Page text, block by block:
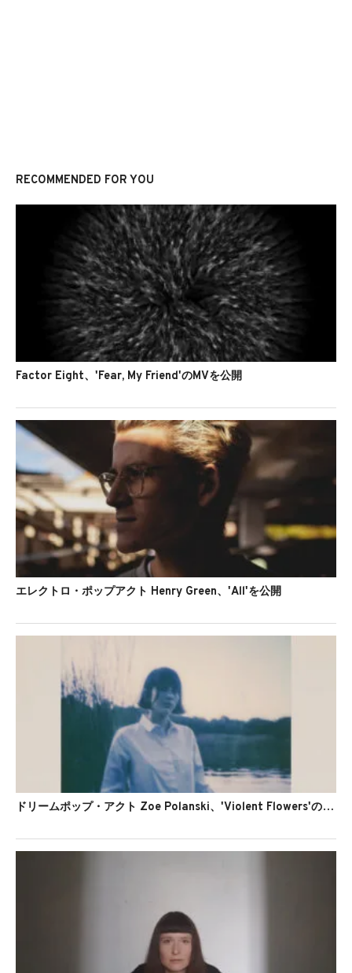
RECOMMENDED FOR YOU
Factor Eight、'Fear, My Friend'のMVを公開
エレクトロ・ポップアクト Henry Green、'All'を公開
ドリームポップ・アクト Zoe Polanski、'Violent Flowers'のMVを公開